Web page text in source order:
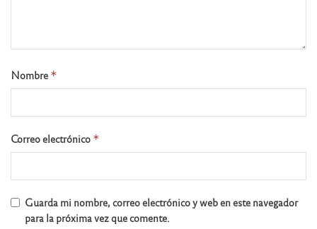
Nombre *
Correo electrónico *
Guarda mi nombre, correo electrónico y web en este navegador
para la próxima vez que comente.